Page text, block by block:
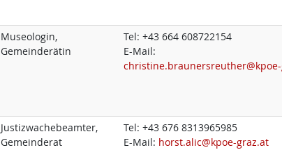
Museologin,
Gemeinderätin
Tel:+43 664 608722154
E-Mail:
Justizwachebeamter,
Gemeinderat
Tel:+43 676 8313965985
E-Mail: horst.alic@kpoe-graz.at